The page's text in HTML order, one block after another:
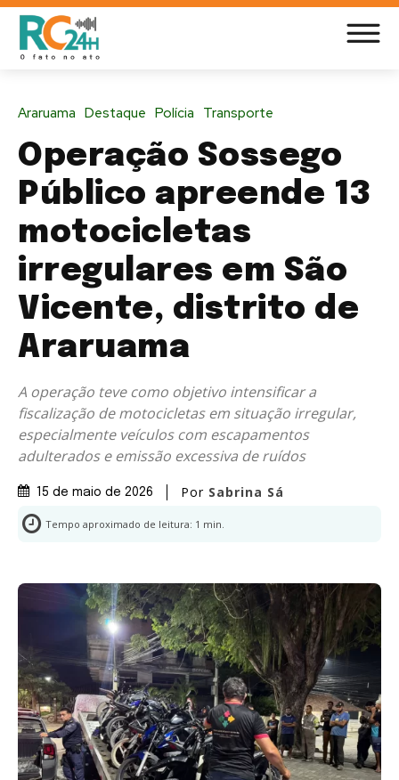
Araruama Destaque Polícia Transporte
Operação Sossego
Público apreende 13
motocicletas
irregulares em São
Vicente, distrito de
Araruama
A operação teve como objetivo intensificar a
fiscalização de motocicletas em situação irregular,
especialmente veículos com escapamentos
adulterados e emissão excessiva de ruídos
15 de maio de 2026 Por Sabrina Sá
Tempo aproximado de leitura: 1 min.